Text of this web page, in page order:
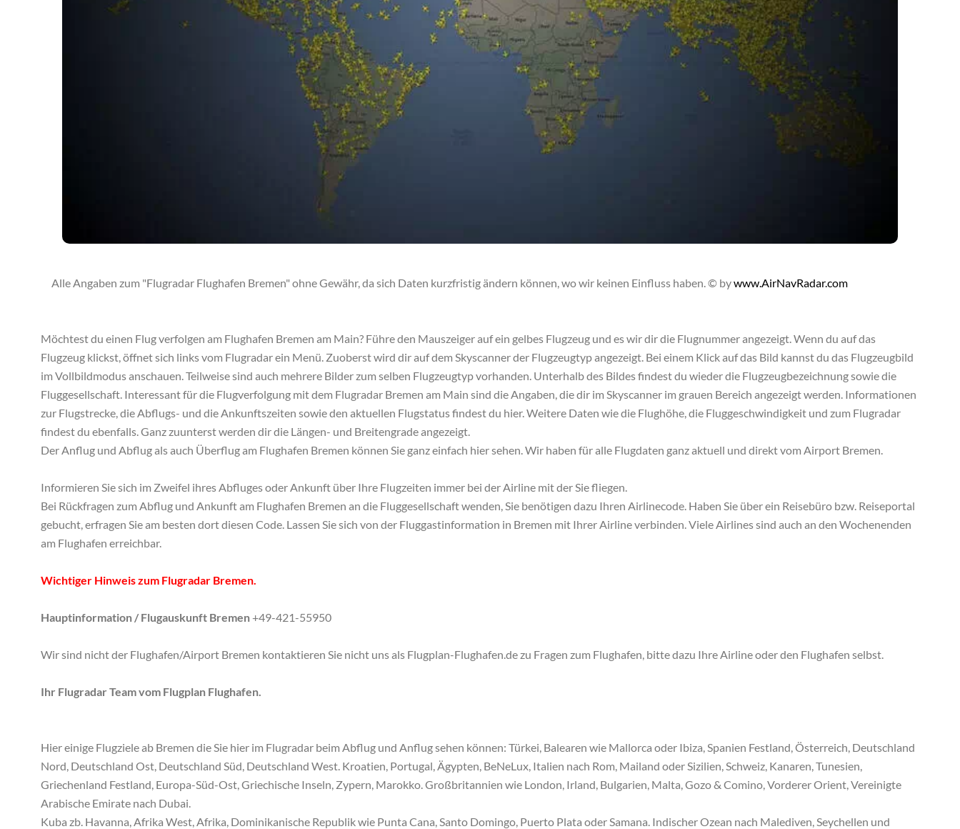
Alle Angaben zum "Flugradar Flughafen Bremen" ohne Gewähr, da sich Daten kurzfristig ändern können, wo wir keinen Einfluss haben. © bywww.AirNavRadar.com
Möchtest du einen Flug verfolgen am Flughafen Bremen am Main? Führe den Mauszeiger auf ein gelbes Flugzeug und es wir dir die Flugnummer angezeigt. Wenn du auf das
Flugzeug klickst, öffnet sich links vom Flugradar ein Menü. Zuoberst wird dir auf dem Skyscanner der Flugzeugtyp angezeigt. Bei einem Klick auf das Bild kannst du das Flugzeugbild
im Vollbildmodus anschauen. Teilweise sind auch mehrere Bilder zum selben Flugzeugtyp vorhanden. Unterhalb des Bildes findest du wieder die Flugzeugbezeichnung sowie die
Fluggesellschaft. Interessant für die Flugverfolgung mit dem Flugradar Bremen am Main sind die Angaben, die dir im Skyscanner im grauen Bereich angezeigt werden. Informationen
zur Flugstrecke, die Abflugs- und die Ankunftszeiten sowie den aktuellen Flugstatus findest du hier. Weitere Daten wie die Flughöhe, die Fluggeschwindigkeit und zum Flugradar
findest du ebenfalls. Ganz zuunterst werden dir die Längen- und Breitengrade angezeigt.
Der Anflug und Abflug als auch Überflug am Flughafen Bremen können Sie ganz einfach hier sehen. Wir haben für alle Flugdaten ganz aktuell und direkt vom Airport Bremen.
Informieren Sie sich im Zweifel ihres Abfluges oder Ankunft über Ihre Flugzeiten immer bei der Airline mit der Sie fliegen.
Bei Rückfragen zum Abflug und Ankunft am Flughafen Bremen an die Fluggesellschaft wenden, Sie benötigen dazu Ihren Airlinecode. Haben Sie über ein Reisebüro bzw. Reiseportal
gebucht, erfragen Sie am besten dort diesen Code. Lassen Sie sich von der Fluggastinformation in Bremen mit Ihrer Airline verbinden. Viele Airlines sind auch an den Wochenenden
am Flughafen erreichbar.
Wichtiger Hinweis zum Flugradar Bremen.
Hauptinformation / Flugauskunft Bremen+49-421-55950
Wir sind nicht der Flughafen/Airport Bremen kontaktieren Sie nicht uns als Flugplan-Flughafen.de zu Fragen zum Flughafen, bitte dazu Ihre Airline oder den Flughafen selbst.
Ihr Flugradar Team vom Flugplan Flughafen.
Hier einige Flugziele ab Bremen die Sie hier im Flugradar beim Abflug und Anflug sehen können: Türkei, Balearen wie Mallorca oder Ibiza, Spanien Festland, Österreich, Deutschland
Nord, Deutschland Ost, Deutschland Süd, Deutschland West. Kroatien, Portugal, Ägypten, BeNeLux, Italien nach Rom, Mailand oder Sizilien, Schweiz, Kanaren, Tunesien,
Griechenland Festland, Europa-Süd-Ost, Griechische Inseln, Zypern, Marokko. Großbritannien wie London, Irland, Bulgarien, Malta, Gozo & Comino, Vorderer Orient, Vereinigte
Arabische Emirate nach Dubai.
Kuba zb. Havanna, Afrika West, Afrika, Dominikanische Republik wie Punta Cana, Santo Domingo, Puerto Plata oder Samana. Indischer Ozean nach Malediven, Seychellen und